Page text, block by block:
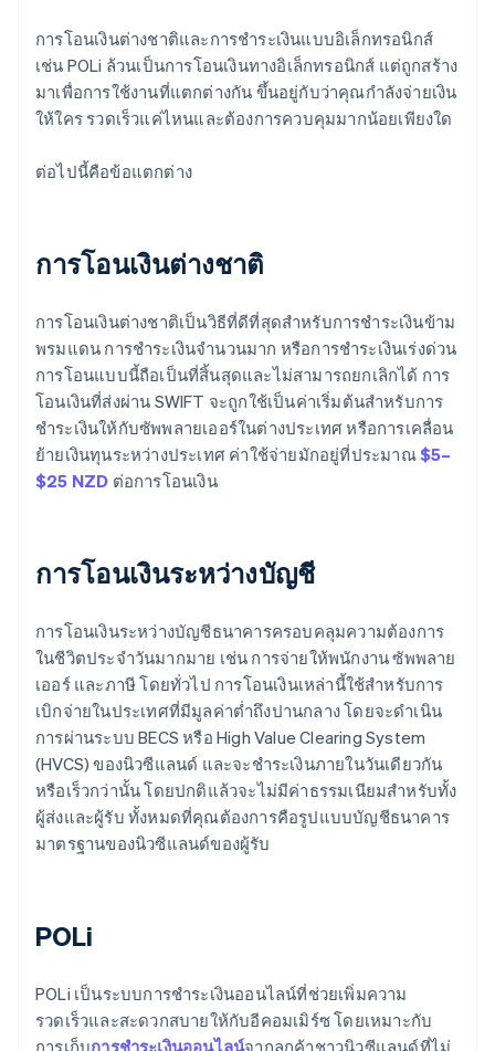
การโอนเงินต่างชาติและการชำระเงินแบบอิเล็กทรอนิกส์
เช่น POLi ล้วนเป็นการโอนเงินทางอิเล็กทรอนิกส์ แต่ถูกสร้าง
มาเพื่อการใช้งานที่แตกต่างกัน ขึ้นอยู่กับว่าคุณกำลังจ่ายเงิน
ให้ใคร รวดเร็วแค่ไหนและต้องการควบคุมมากน้อยเพียงใด
ต่อไปนี้คือข้อแตกต่าง
การโอนเงินต่างชาติ
การโอนเงินต่างชาติเป็นวิธีที่ดีที่สุดสำหรับการชำระเงินข้าม
พรมแดน การชำระเงินจำนวนมาก หรือการชำระเงินเร่งด่วน
การโอนแบบนี้ถือเป็นที่สิ้นสุดและไม่สามารถยกเลิกได้ การ
โอนเงินที่ส่งผ่าน SWIFT จะถูกใช้เป็นค่าเริ่มต้นสำหรับการ
ชำระเงินให้กับซัพพลายเออร์ในต่างประเทศ หรือการเคลื่อน
ย้ายเงินทุนระหว่างประเทศ ค่าใช้จ่ายมักอยู่ที่ประมาณ $5–
$25 NZD ต่อการโอนเงิน
การโอนเงินระหว่างบัญชี
การโอนเงินระหว่างบัญชีธนาคารครอบคลุมความต้องการ
ในชีวิตประจำวันมากมาย เช่น การจ่ายให้พนักงาน ซัพพลาย
เออร์ และภาษี โดยทั่วไป การโอนเงินเหล่านี้ใช้สำหรับการ
เบิกจ่ายในประเทศที่มีมูลค่าต่ำถึงปานกลาง โดยจะดำเนิน
การผ่านระบบ BECS หรือ High Value Clearing System
(HVCS) ของนิวซีแลนด์ และจะชำระเงินภายในวันเดียวกัน
หรือเร็วกว่านั้น โดยปกติแล้วจะไม่มีค่าธรรมเนียมสำหรับทั้ง
ผู้ส่งและผู้รับ ทั้งหมดที่คุณต้องการคือรูปแบบบัญชีธนาคาร
มาตรฐานของนิวซีแลนด์ของผู้รับ
POLi
POLi เป็นระบบการชำระเงินออนไลน์ที่ช่วยเพิ่มความ
รวดเร็วและสะดวกสบายให้กับอีคอมเมิร์ซ โดยเหมาะกับ